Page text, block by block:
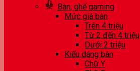
Bàn, ghế gaming
Mức giá bàn
Trên 4 triệu
Từ 2 đến 4 triệu
Dưới 2 triệu
Kiểu dáng bàn
Chữ Y